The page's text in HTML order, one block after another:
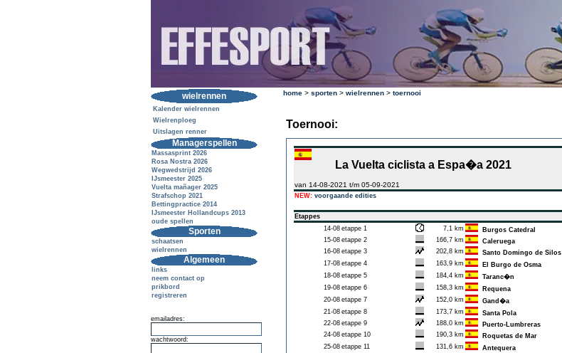
wielrennen
Kalender wielrennen
Wielrenploeg
Uitslagen renner
Managerspellen
Massasprint 2026
Rosa Nostra 2026
Wegwedstrijd 2026
IJsmeester 2025
Vuelta mañager 2025
Strafschop 2021
Bettingpractice 2014
IJsmeester Hollandcups 2013
oude spellen
Sporten
schaatsen
wielrennen
Algemeen
links
neem contact op
prikbord
registreren
emailadres:
wachtwoord:
home > sporten > wielrennen > toernooi
Toernooi:
La Vuelta ciclista a Espa�a 2021
van 14-08-2021 t/m 05-09-2021
NEW: voorgaande edities
Etappes
14-08 etappe 1 7,1 km Burgos Catedral
15-08 etappe 2 166,7 km Caleruega
16-08 etappe 3 202,8 km Santo Domingo de Silos
17-08 etappe 4 163,9 km El Burgo de Osma
18-08 etappe 5 184,4 km Taranc�n
19-08 etappe 6 158,3 km Requena
20-08 etappe 7 152,0 km Gand�a
21-08 etappe 8 173,7 km Santa Pola
22-08 etappe 9 188,0 km Puerto-Lumbreras
24-08 etappe 10 190,3 km Roquetas de Mar
25-08 etappe 11 131,6 km Antequera